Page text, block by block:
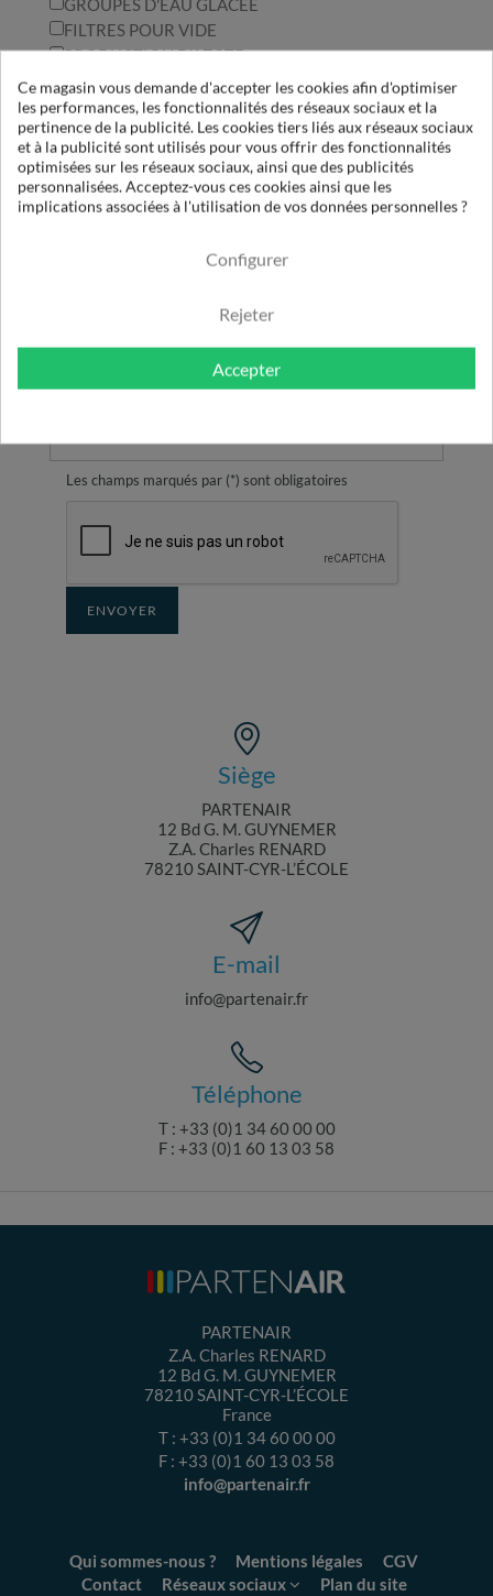
GROUPES D'EAU GLACEE
FILTRES POUR VIDE
PRODUCTION D'AZOTE
MESURES (PRECISER EN COMMENTAIRE)
FORMATION
CATALOGUE COMPLET
CATALOGUE EAU GLACEE
AUTRE (PRÉCISER EN COMMENTAIRE)
Message
Les champs marqués par (*) sont obligatoires
ENVOYER
Siège
PARTENAIR
12 Bd G. M. GUYNEMER
Z.A. Charles RENARD
78210 SAINT-CYR-L’ÉCOLE
E-mail
info@partenair.fr
Téléphone
T : +33 (0)1 34 60 00 00
F : +33 (0)1 60 13 03 58
PARTENAIR
Z.A. Charles RENARD
12 Bd G. M. GUYNEMER
78210SAINT-CYR-L’ÉCOLE
France
T : +33 (0)1 34 60 00 00
F : +33 (0)1 60 13 03 58
info@partenair.fr
Qui sommes-nous ? Mentions légales
CGV
Contact
Réseaux sociaux Plan du site
Ce magasin vous demande d'accepter les cookies afin d'optimiser
les performances, les fonctionnalités des réseaux sociaux et la
pertinence de la publicité. Les cookies tiers liés aux réseaux sociaux
et à la publicité sont utilisés pour vous offrir des fonctionnalités
optimisées sur les réseaux sociaux, ainsi que des publicités
personnalisées. Acceptez-vous ces cookies ainsi que les
implications associées à l'utilisation de vos données personnelles ?
Configurer
Rejeter
Accepter